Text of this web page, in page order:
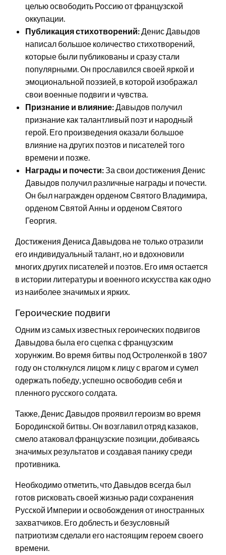
целью освободить Россию от французской
оккупации.
Публикация стихотворений:Денис Давыдов
написал большое количество стихотворений,
которые были публикованы и сразу стали
популярными. Он прославился своей яркой и
эмоциональной поэзией, в которой изображал
свои военные подвиги и чувства.
Признание и влияние:Давыдов получил
признание как талантливый поэт и народный
герой. Его произведения оказали большое
влияние на других поэтов и писателей того
времени и позже.
Награды и почести:За свои достижения Денис
Давыдов получил различные награды и почести.
Он был награжден орденом Святого Владимира,
орденом Святой Анны и орденом Святого
Георгия.
Достижения Дениса Давыдова не только отразили
его индивидуальный талант, но и вдохновили
многих других писателей и поэтов. Его имя остается
в истории литературы и военного искусства как одно
из наиболее значимых и ярких.
Героические подвиги
Одним из самых известных героических подвигов
Давыдова была его сцепка с французским
хорунжим. Во время битвы под Остроленкой в 1807
году он столкнулся лицом к лицу с врагом и сумел
одержать победу, успешно освободив себя и
пленного русского солдата.
Также, Денис Давыдов проявил героизм во время
Бородинской битвы. Он возглавил отряд казаков,
смело атаковал французские позиции, добиваясь
значимых результатов и создавая панику среди
противника.
Необходимо отметить, что Давыдов всегда был
готов рисковать своей жизнью ради сохранения
Русской Империи и освобождения от иностранных
захватчиков. Его доблесть и безусловный
патриотизм сделали его настоящим героем своего
времени.